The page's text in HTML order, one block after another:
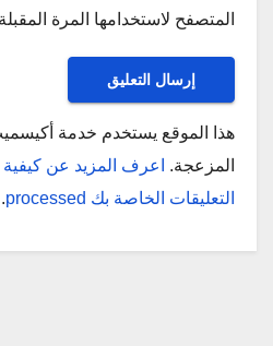
المتصفح لاستخدامها المرة
هذا الموقع يستخدم خدمة
المزعجة.
اعرف المزيد عن كيفية
التعليقات الخاصة بك processed
.